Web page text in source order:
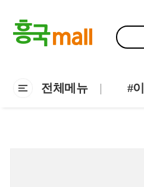
전체메뉴 #